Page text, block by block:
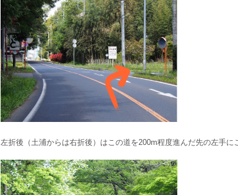
左折後（土浦からは右折後）はこの道を200m程度進んだ先の左手に